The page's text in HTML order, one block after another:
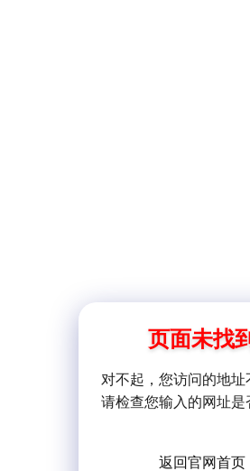
页面未找
对不起，您访问的地址
请检查您输入的网址是
返回官网首页